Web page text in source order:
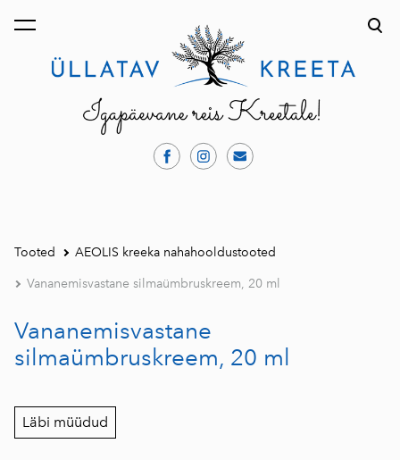
lisati ostukorvi. Vaata ostukorvi
Tooted AEOLIS kreeka nahahooldustooted
Vananemisvastane silmaümbruskreem, 20 ml
Vananemisvastane
silmaümbruskreem, 20 ml
Läbi müüdud